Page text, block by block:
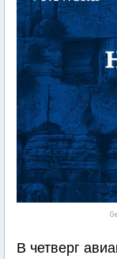
В четверг